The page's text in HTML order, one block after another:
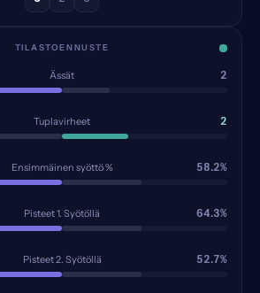
TILASTOENNUSTE
Ässät 2
Tuplavirheet 2
Ensimmäinen syöttö % 58.2%
Pisteet 1. Syötöllä 64.3%
Pisteet 2. Syötöllä 52.7%